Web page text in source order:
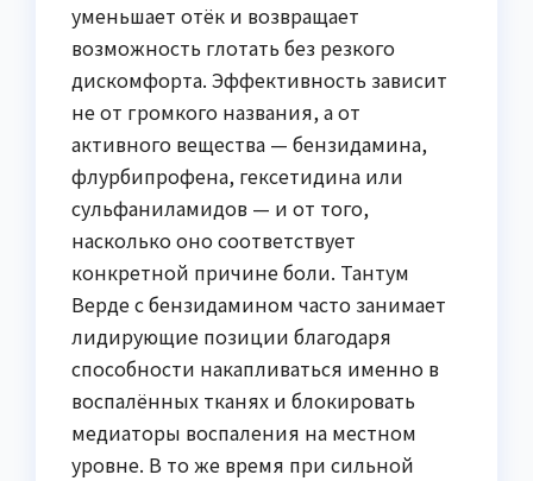
уменьшает отёк и возвращает
возможность глотать без резкого
дискомфорта. Эффективность зависит
не от громкого названия, а от
активного вещества — бензидамина,
флурбипрофена, гексетидина или
сульфаниламидов — и от того,
насколько оно соответствует
конкретной причине боли. Тантум
Верде с бензидамином часто занимает
лидирующие позиции благодаря
способности накапливаться именно в
воспалённых тканях и блокировать
медиаторы воспаления на местном
уровне. В то же время при сильной